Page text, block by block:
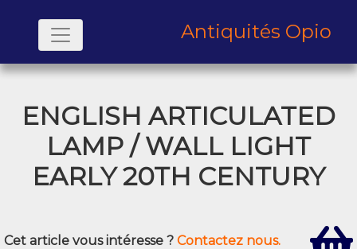
Antiquités Opio
ENGLISH ARTICULATED
LAMP / WALL LIGHT
EARLY 20TH CENTURY
Cet article vous intéresse ? Contactez nous.